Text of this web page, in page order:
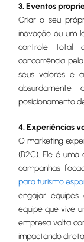
3. Eventos
Criar o seu
inovação ou um
controle total
concorrência
seus valores e
posicionamento
4. Experiências
O marketing
(B2C). Ele é
campanhas
para turismo
engajar equipes
equipe que vive
empresa volta
impactando